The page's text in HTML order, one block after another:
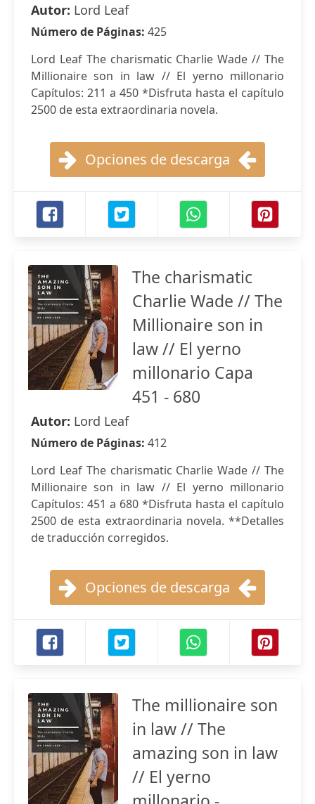
Autor: Lord Leaf
Número de Páginas: 425
Lord Leaf The charismatic Charlie Wade // The
Millionaire son in law // El yerno millonario
Capítulos: 211 a 450 *Disfruta hasta el capítulo
2500 de esta extraordinaria novela.
Opciones de descarga
The charismatic
Charlie Wade // The
Millionaire son in
law // El yerno
millonario Capa
451 - 680
Autor: Lord Leaf
Número de Páginas: 412
Lord Leaf The charismatic Charlie Wade // The
Millionaire son in law // El yerno millonario
Capítulos: 451 a 680 *Disfruta hasta el capítulo
2500 de esta extraordinaria novela. **Detalles
de traducción corregidos.
Opciones de descarga
The millionaire son
in law // The
amazing son in law
// El yerno